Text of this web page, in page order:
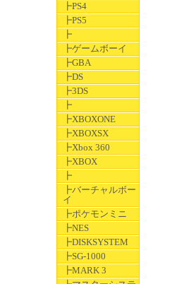
┣PS4
┣PS5
┣
┣ゲームボーイ
┣GBA
┣DS
┣3DS
┣
┣XBOXONE
┣XBOXSX
┣Xbox 360
┣XBOX
┣
┣バーチャルボー
イ
┣ポケモンミニ
┣NES
┣DISKSYSTEM
┣SG-1000
┣MARK 3